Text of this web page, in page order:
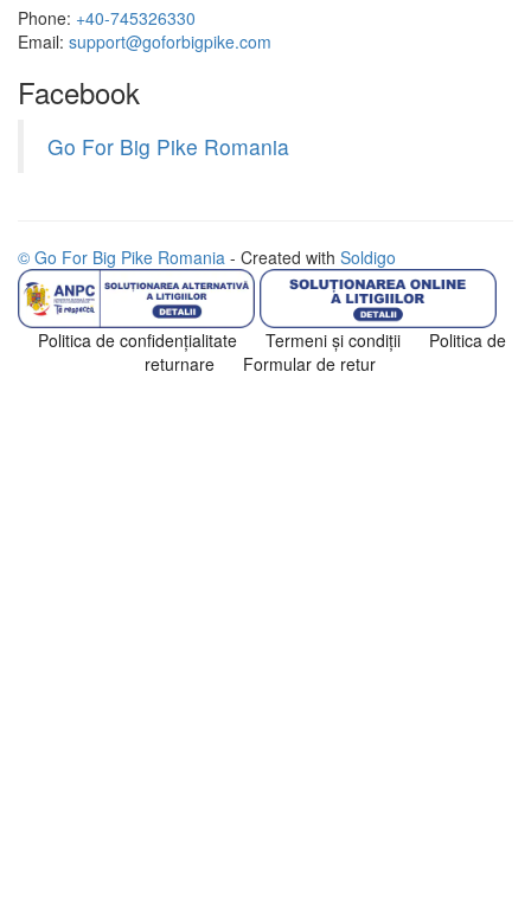
Phone: +40-745326330
Email: support@goforbigpike.com
Facebook
Go For Big Pike Romania
© Go For Big Pike Romania - Created with Soldigo
Politica de confidenţialitate Termeni şi condiţii
Politica de
returnare
Formular de retur